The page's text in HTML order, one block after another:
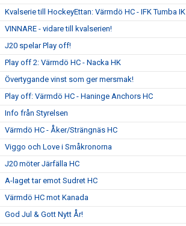
Kvalserie till HockeyEttan: Värmdö HC - IFK Tumba IK
VINNARE - vidare till kvalserien!
J20 spelar Play off!
Play off 2: Värmdö HC - Nacka HK
Övertygande vinst som ger mersmak!
Play off: Värmdö HC - Haninge Anchors HC
Info från Styrelsen
Värmdö HC - Åker/Strängnäs HC
Viggo och Love i Småkronorna
J20 möter Järfälla HC
A-laget tar emot Sudret HC
Värmdö HC mot Kanada
God Jul & Gott Nytt År!